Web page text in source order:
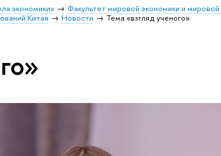
экономики» Факультет мировой экономики и мировой
Китая Новости Тема «взгляд ученого»